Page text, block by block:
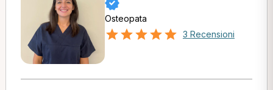
Osteopata
3 Recensioni